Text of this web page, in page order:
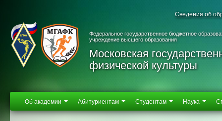
Сведения об
Федеральное государственное бюджетное
учреждение высшего образования
Московская
физической культуры
Об академии Абитуриентам Студентам Наука